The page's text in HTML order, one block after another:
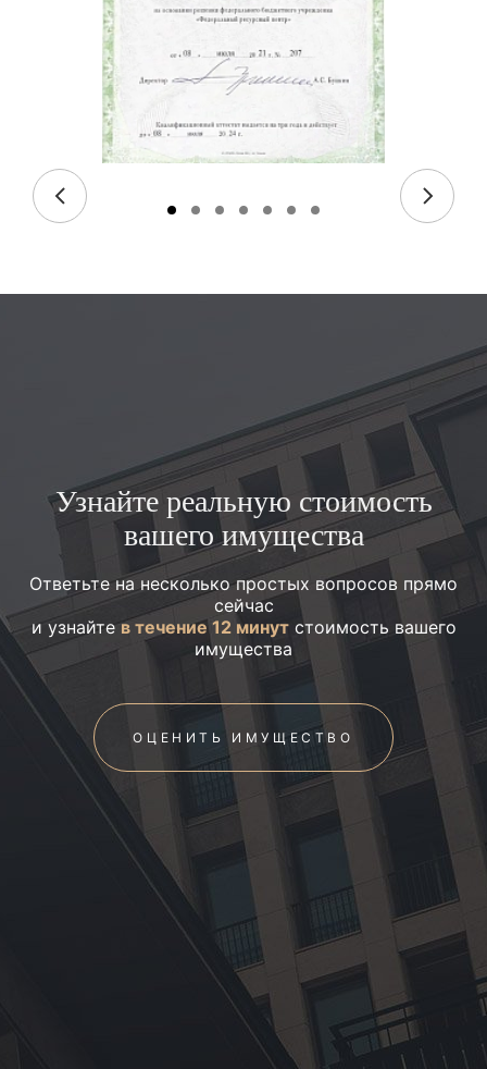
Узнайте реальную стоимость
вашего имущества
Ответьте на несколько простых вопросов прямо
сейчас
и узнайтев течение 12 минутстоимость вашего
имущества
ОЦЕНИТЬ ИМУЩЕСТВО